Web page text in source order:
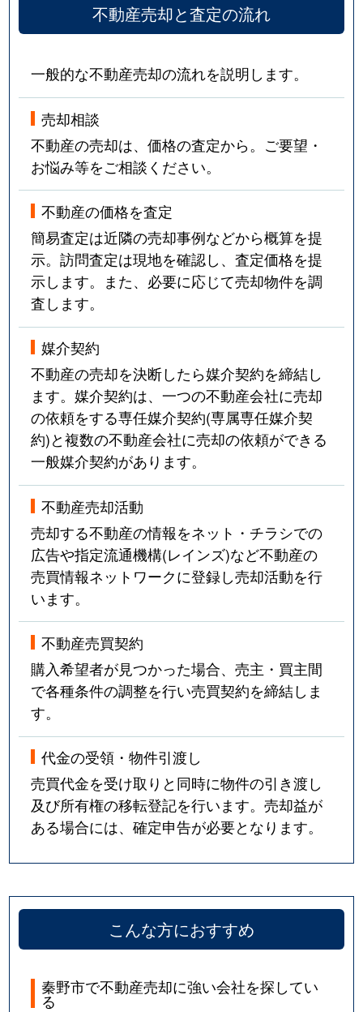
不動産売却と査定の流れ
一般的な不動産売却の流れを説明します。
売却相談
不動産の売却は、価格の査定から。ご要望・
お悩み等をご相談ください。
不動産の価格を査定
簡易査定は近隣の売却事例などから概算を提
示。訪問査定は現地を確認し、査定価格を提
示します。また、必要に応じて売却物件を調
査します。
媒介契約
不動産の売却を決断したら媒介契約を締結し
ます。媒介契約は、一つの不動産会社に売却
の依頼をする専任媒介契約(専属専任媒介契
約)と複数の不動産会社に売却の依頼ができる
一般媒介契約があります。
不動産売却活動
売却する不動産の情報をネット・チラシでの
広告や指定流通機構(レインズ)など不動産の
売買情報ネットワークに登録し売却活動を行
います。
不動産売買契約
購入希望者が見つかった場合、売主・買主間
で各種条件の調整を行い売買契約を締結しま
す。
代金の受領・物件引渡し
売買代金を受け取りと同時に物件の引き渡し
及び所有権の移転登記を行います。売却益が
ある場合には、確定申告が必要となります。
こんな方におすすめ
秦野市で不動産売却に強い会社を探してい
る